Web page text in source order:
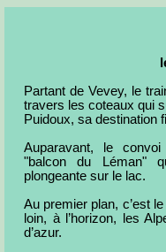
Partant de Vevey, le
travers les coteaux qui
Puidoux, sa destination
Auparavant, le
"balcon du Léman"
plongeante sur le lac.
Au premier plan, c’est
loin, à l’horizon, les
d’azur.